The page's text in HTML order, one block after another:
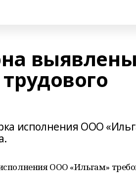
выявлены
исполнения ООО
ООО «Ильгам»